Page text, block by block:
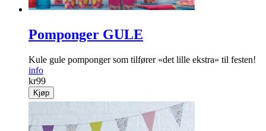
Pomponger GULE
Kule gule pomponger som tilfører «det lille ekstra» til festen!
info
kr99
Kjøp